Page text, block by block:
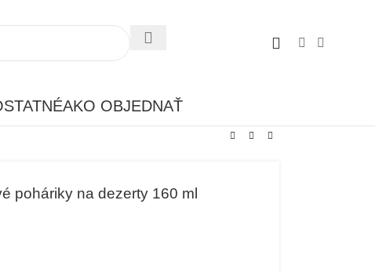
AKO OBJEDNAŤ
poháriky na dezerty 160 ml